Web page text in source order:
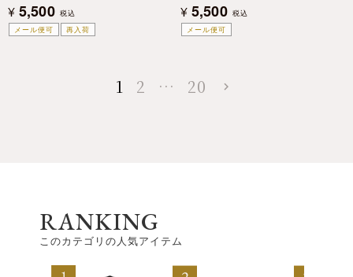
メール便可 再入荷
¥ 5,500 税込
メール便可
¥ 5,500 税込
1 2 … 20
RANKING
このカテゴリの人気アイテム